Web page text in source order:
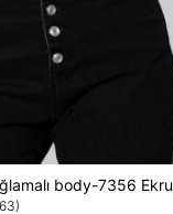
body-7356 Ekru